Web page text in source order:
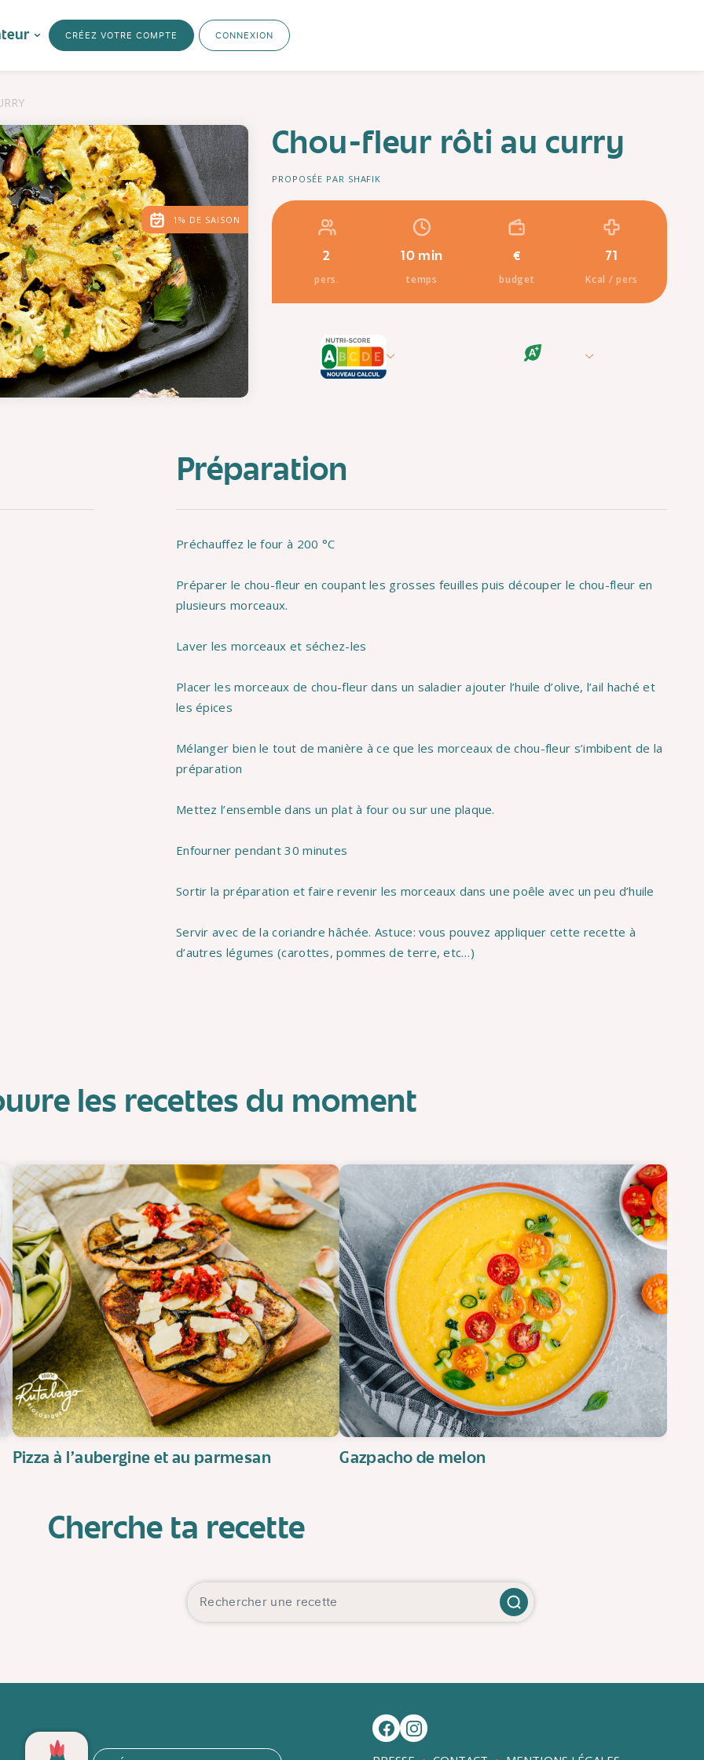
CRÉEZ VOTRE COMPTE CONNEXION
1% DE SAISON
Chou-fleur rôti au curry
PROPOSÉE PAR SHAFIK
2
pers.
10 min
temps
€
budget
71
Kcal / pers
Préparation
Préchauffez le four à 200 °C
Préparer le chou-fleur en coupant les grosses feuilles puis découper le chou-fleur en
plusieurs morceaux.
Laver les morceaux et séchez-les
Placer les morceaux de chou-fleur dans un saladier ajouter l’huile d’olive, l’ail haché et
les épices
Mélanger bien le tout de manière à ce que les morceaux de chou-fleur s’imbibent de la
préparation
Mettez l’ensemble dans un plat à four ou sur une plaque.
Enfourner pendant 30 minutes
Sortir la préparation et faire revenir les morceaux dans une poêle avec un peu d’huile
Servir avec de la coriandre hâchée. Astuce: vous pouvez appliquer cette recette à
d’autres légumes (carottes, pommes de terre, etc…)
les recettes du moment
Pizza à l'aubergine et au parmesan Gazpacho de melon
Cherche ta recette